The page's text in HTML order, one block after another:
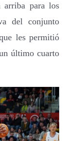
arriba para los
del conjunto
les permitió
último cuarto